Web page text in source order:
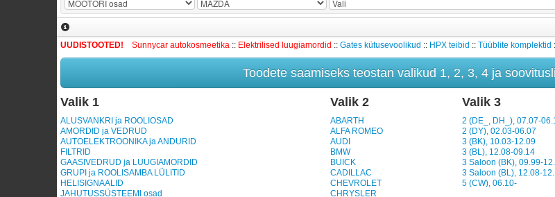
UUDISTOOTED! Sunnycar autokosmeetika :: Elektrilised luugiamordid :: Gates kütusevoolikud :: HPX teibid :: Tüüblite komplektid
Toodete saamiseks teostan valikud 1, 2, 3, 4 ja
Valik 1
ALUSVANKRI ja ROOLIOSAD
AMORDID ja VEDRUD
AUTOELEKTROONIKA ja ANDURID
FILTRID
GAASIVEDRUD ja LUUGIAMORDID
GRUPI ja ROOLISAMBA LÜLITID
HELISIGNAALID
JAHUTUSSÜSTEEMI osad
Valik 2
ABARTH
ALFA ROMEO
AUDI
BMW
BUICK
CADILLAC
CHEVROLET
CHRYSLER
Valik 3
2 (DE_, DH_), 07.07-
2 (DY), 02.03-06.07
3 (BK), 10.03-12.09
3 (BL), 12.08-09.14
3 Saloon (BK), 09.99-
3 Saloon (BL), 12.08-
5 (CW), 06.10-